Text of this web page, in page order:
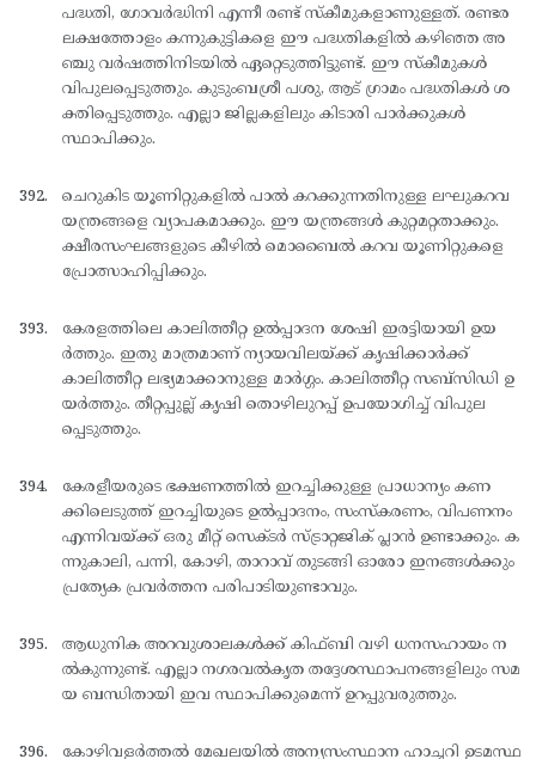
പദ്ധതി, ഗോവര്‍ദ്ധിനി എന്നീ രണ്ട് സ്കീമുകളാണുള്ളത്. രണ്ടര
ലക്ഷത്തോളം കന്നുകുട്ടികളെ ഈ പദ്ധതികളില്‍ കഴിഞ്ഞ അ
ഞ്ചു വര്‍ഷത്തിനിടയില്‍ ഏറ്റെടുത്തിട്ടുണ്ട്. ഈ സ്കീമുകള്‍
വിപുലപ്പെടുത്തും. കുടുംബശ്രീ പശു, ആട് ഗ്രാമം പദ്ധതികള്‍ ശ
ക്തിപ്പെടുത്തും. എല്ലാ ജില്ലകളിലും കിടാരി പാര്‍ക്കുകള്‍
സ്ഥാപിക്കും.
ചെറുകിട യൂണിറ്റുകളില്‍ പാല്‍ കറക്കുന്നതിനുള്ള ലഘുകറവ
യന്ത്രങ്ങളെ വ്യാപകമാക്കും. ഈ യന്ത്രങ്ങള്‍ കുറ്റമറ്റതാക്കും.
ക്ഷീരസംഘങ്ങളുടെ കീഴില്‍ മൊബൈല്‍ കറവ യൂണിറ്റുകളെ
പ്രോത്സാഹിപ്പിക്കും.
കേരളത്തിലെ കാലിത്തീറ്റ ഉല്‍പ്പാദന ശേഷി ഇരട്ടിയായി ഉയ
ര്‍ത്തും. ഇതു മാത്രമാണ് ന്യായവിലയ്ക്ക് കൃഷിക്കാര്‍ക്ക്
കാലിത്തീറ്റ ലഭ്യമാക്കാനുള്ള മാര്‍ഗ്ഗം. കാലിത്തീറ്റ സബ്സിഡി ഉ
യര്‍ത്തും. തീറ്റപ്പുല്ല് കൃഷി തൊഴിലുറപ്പ് ഉപയോഗിച്ച് വിപുല
പ്പെടുത്തും.
കേരളീയരുടെ ഭക്ഷണത്തില്‍ ഇറച്ചിക്കുള്ള പ്രാധാന്യം കണ
ക്കിലെടുത്ത് ഇറച്ചിയുടെ ഉല്‍പ്പാദനം, സംസ്കരണം, വിപണനം
എന്നിവയ്ക്ക് ഒരു മീറ്റ് സെക്ടര്‍ സ്ട്രാറ്റജിക് പ്ലാന്‍ ഉണ്ടാക്കും. ക
ന്നുകാലി, പന്നി, കോഴി, താറാവ് തുടങ്ങി ഓരോ ഇനങ്ങള്‍ക്കും
പ്രത്യേക പ്രവര്‍ത്തന പരിപാടിയുണ്ടാവും.
ആധുനിക അറവുശാലകള്‍ക്ക് കിഫ്ബി വഴി ധനസഹായം ന
ല്‍കുന്നുണ്ട്. എല്ലാ നഗരവല്‍കൃത തദ്ദേശസ്ഥാപനങ്ങളിലും സമ
യ ബന്ധിതായി ഇവ സ്ഥാപിക്കുമെന്ന് ഉറപ്പുവരുത്തും.
കോഴിവളര്‍ത്തല്‍ മേഖലയില്‍ അന്യസംസ്ഥാന ഹാച്ചറി ഉടമസ്ഥ